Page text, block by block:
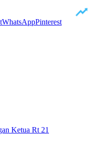
WhatsAppPinterest
Ketua Rt 21